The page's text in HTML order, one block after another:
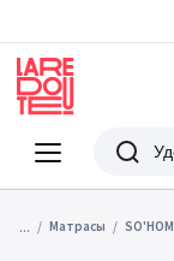
Меню
Redoute
Поиск
... Матрасы